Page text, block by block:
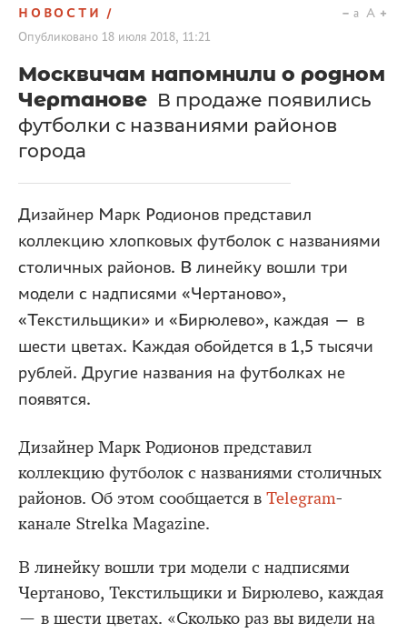
НОВОСТИ
Опубликовано 18 июля 2018, 11:21
a A
Москвичам напомнили о родном
Чертанове В продаже появились
футболки с названиями районов
города
Дизайнер Марк Родионов представил
коллекцию хлопковых футболок с названиями
столичных районов. В линейку вошли три
модели с надписями «Чертаново»,
«Текстильщики» и «Бирюлево», каждая — в
шести цветах. Каждая обойдется в 1,5 тысячи
рублей. Другие названия на футболках не
появятся.
Дизайнер Марк Родионов представил
коллекцию футболок с названиями столичных
районов. Об этом сообщается в Telegram-
канале Strelka Magazine.
В линейку вошли три модели с надписями
Чертаново, Текстильщики и Бирюлево, каждая
— в шести цветах. «Сколько раз вы видели на